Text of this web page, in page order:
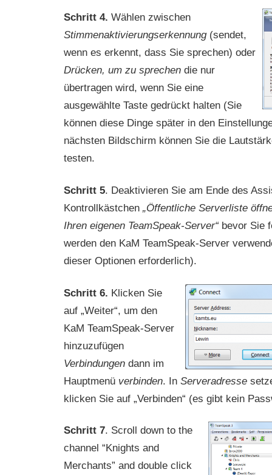
Schritt 4. Wählen zwischen
Stimmenaktivierungserkennung(sendet,
wenn es erkennt, dass Sie sprechen) oder
Drücken, um zu sprechen die nur
übertragen wird, wenn Sie eine
ausgewählte Taste gedrückt halten (Sie
können diese Dinge später in den
nächsten Bildschirm können Sie die
testen.
Schritt 5. Deaktivieren Sie am Ende des
Kontrollkästchen „Öffentliche Serverliste
Ihren eigenen TeamSpeak-Server“ bevor Sie
werden den KaM TeamSpeak-Server
dieser Optionen erforderlich).
Schritt 6. Klicken Sie
auf „Weiter“, um den
KaM TeamSpeak-Server
hinzuzufügen
Verbindungen dann im
Hauptmenü verbinden. In Serveradresse
klicken Sie auf „Verbinden“ (es gibt kein
Schritt 7. Scroll down to the
channel “Knights and
Merchants” and double click